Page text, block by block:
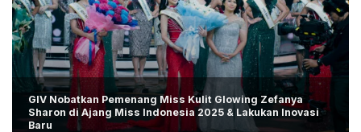
GIV Nobatkan Pemenang Miss Kulit Glowing Zefanya
Sharon di Ajang Miss Indonesia 2025 & Lakukan Inovasi
Baru